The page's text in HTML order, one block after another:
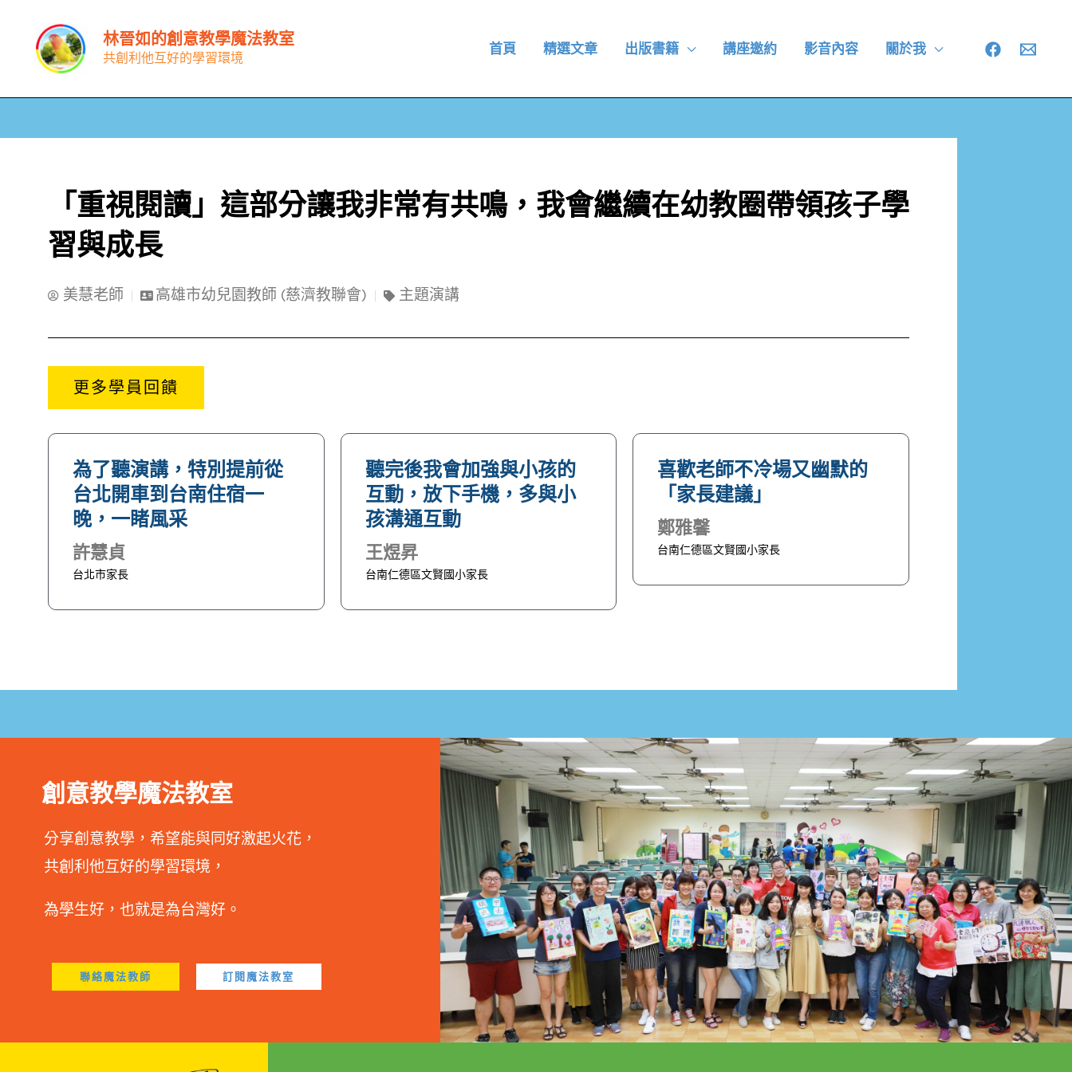
要
林晉如的創意教學魔法教室
共創利他互好的學習環境
首頁 精選文章 出版書籍 講座邀約 影音內容 關於我
「重視閱讀」這部分讓我非常有共鳴，我會繼續在幼教圈帶領孩子學
習與成長
美慧老師 高雄市幼兒園教師 (慈濟教聯會) 主題演講
更多學員回饋
為了聽演講，特別提前從
台北開車到台南住宿一
晚，一睹風采
許慧貞
台北市家長
聽完後我會加強與小孩的
互動，放下手機，多與小
孩溝通互動
王煜昇
台南仁德區文賢國小家長
喜歡老師不冷場又幽默的
「家長建議」
鄭雅馨
台南仁德區文賢國小家長
創意教學魔法教室
分享創意教學，希望能與同好激起火花，
共創利他互好的學習環境，
為學生好，也就是為台灣好。
聯絡魔法教師 訂閱魔法教室